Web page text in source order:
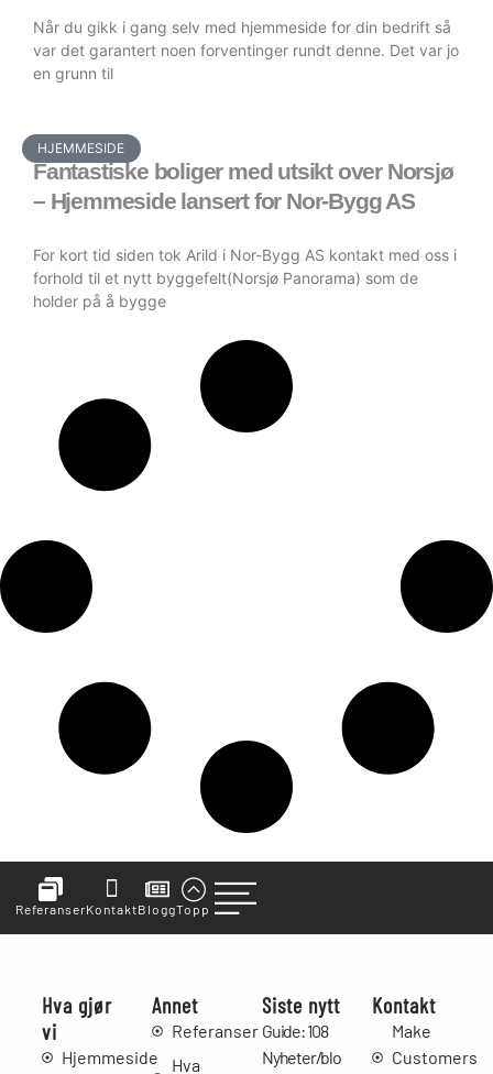
Når du gikk i gang selv med hjemmeside for din bedrift så
var det garantert noen forventinger rundt denne. Det var jo
en grunn til
HJEMMESIDE
Fantastiske boliger med utsikt over Norsjø
– Hjemmeside lansert for Nor-Bygg AS
For kort tid siden tok Arild i Nor-Bygg AS kontakt med oss i
forhold til et nytt byggefelt(Norsjø Panorama) som de
holder på å bygge
ReferanserKontaktBloggTopp
Hva gjør
vi
Hjemmeside
Annet
Referanser
Hva
Siste nytt
Guide: 108
Nyheter/bloggpost
Kontakt
Make
Customers